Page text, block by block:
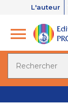
L'auteur